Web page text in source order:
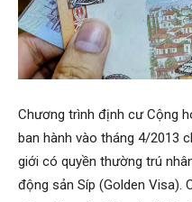
Chương trình định cư Cộng
ban hành vào tháng 4/2013
giới có quyền thường trú
động sản Síp (Golden Visa).